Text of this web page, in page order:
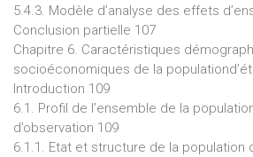
5.4.3. Modèle d’analyse des effets
Conclusion partielle 107
Chapitre 6. Caractéristiques
socioéconomiques de la
Introduction 109
6.1. Profil de l’ensemble de la
d’observation 109
6.1.1. Etat et structure de la population